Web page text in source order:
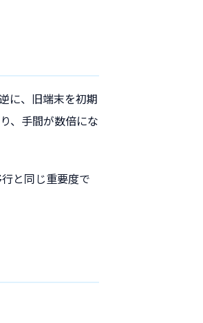
に、旧端末を初期
、手間が数倍にな
と同じ重要度で